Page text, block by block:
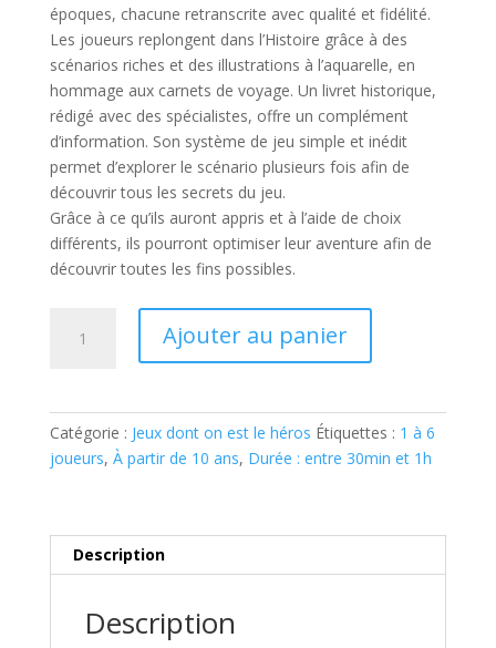
époques, chacune retranscrite avec qualité et fidélité.
Les joueurs replongent dans l’Histoire grâce à des
scénarios riches et des illustrations à l’aquarelle, en
hommage aux carnets de voyage. Un livret historique,
rédigé avec des spécialistes, offre un complément
d’information. Son système de jeu simple et inédit
permet d’explorer le scénario plusieurs fois afin de
découvrir tous les secrets du jeu.
Grâce à ce qu’ils auront appris et à l’aide de choix
différents, ils pourront optimiser leur aventure afin de
découvrir toutes les fins possibles.
CARTAVENTURA
VINLAND
Ajouter au panier
Catégorie : Jeux dont on est le héros Étiquettes : 1 à 6
joueurs, À partir de 10 ans, Durée : entre 30min et 1h
Description
Description